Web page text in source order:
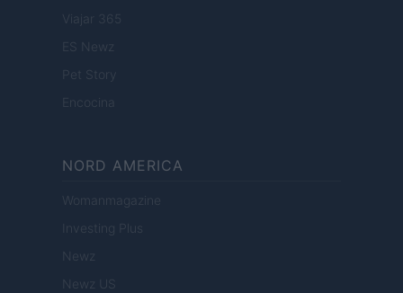
Viajar 365
ES Newz
Pet Story
Encocina
NORD AMERICA
Womanmagazine
Investing Plus
Newz
Newz US